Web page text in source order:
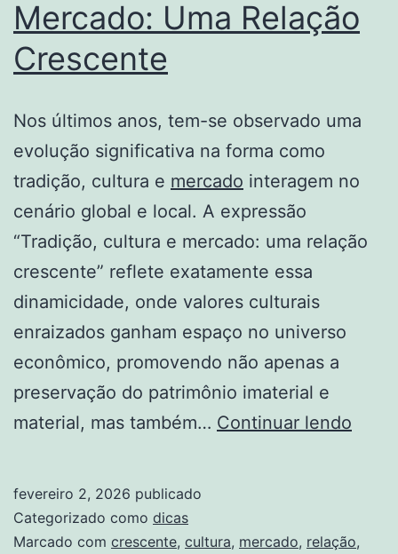
Mercado: Uma Relação
Crescente
Nos últimos anos, tem-se observado uma
evolução significativa na forma como
tradição, cultura e mercado interagem no
cenário global e local. A expressão
“Tradição, cultura e mercado: uma relação
crescente” reflete exatamente essa
dinamicidade, onde valores culturais
enraizados ganham espaço no universo
econômico, promovendo não apenas a
preservação do patrimônio imaterial e
material, mas também… Continuar lendo
Uma
fevereiro 2, 2026 publicado
Categorizado como dicas
Marcado com crescente, cultura, mercado, relação,